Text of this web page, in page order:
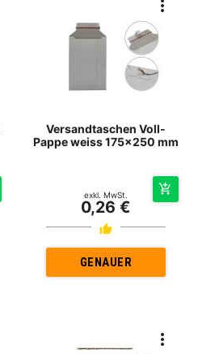
Versandtaschen Voll-
Pappe weiss 175x250 mm
exkl. MwSt.
0,26 €
GENAUER